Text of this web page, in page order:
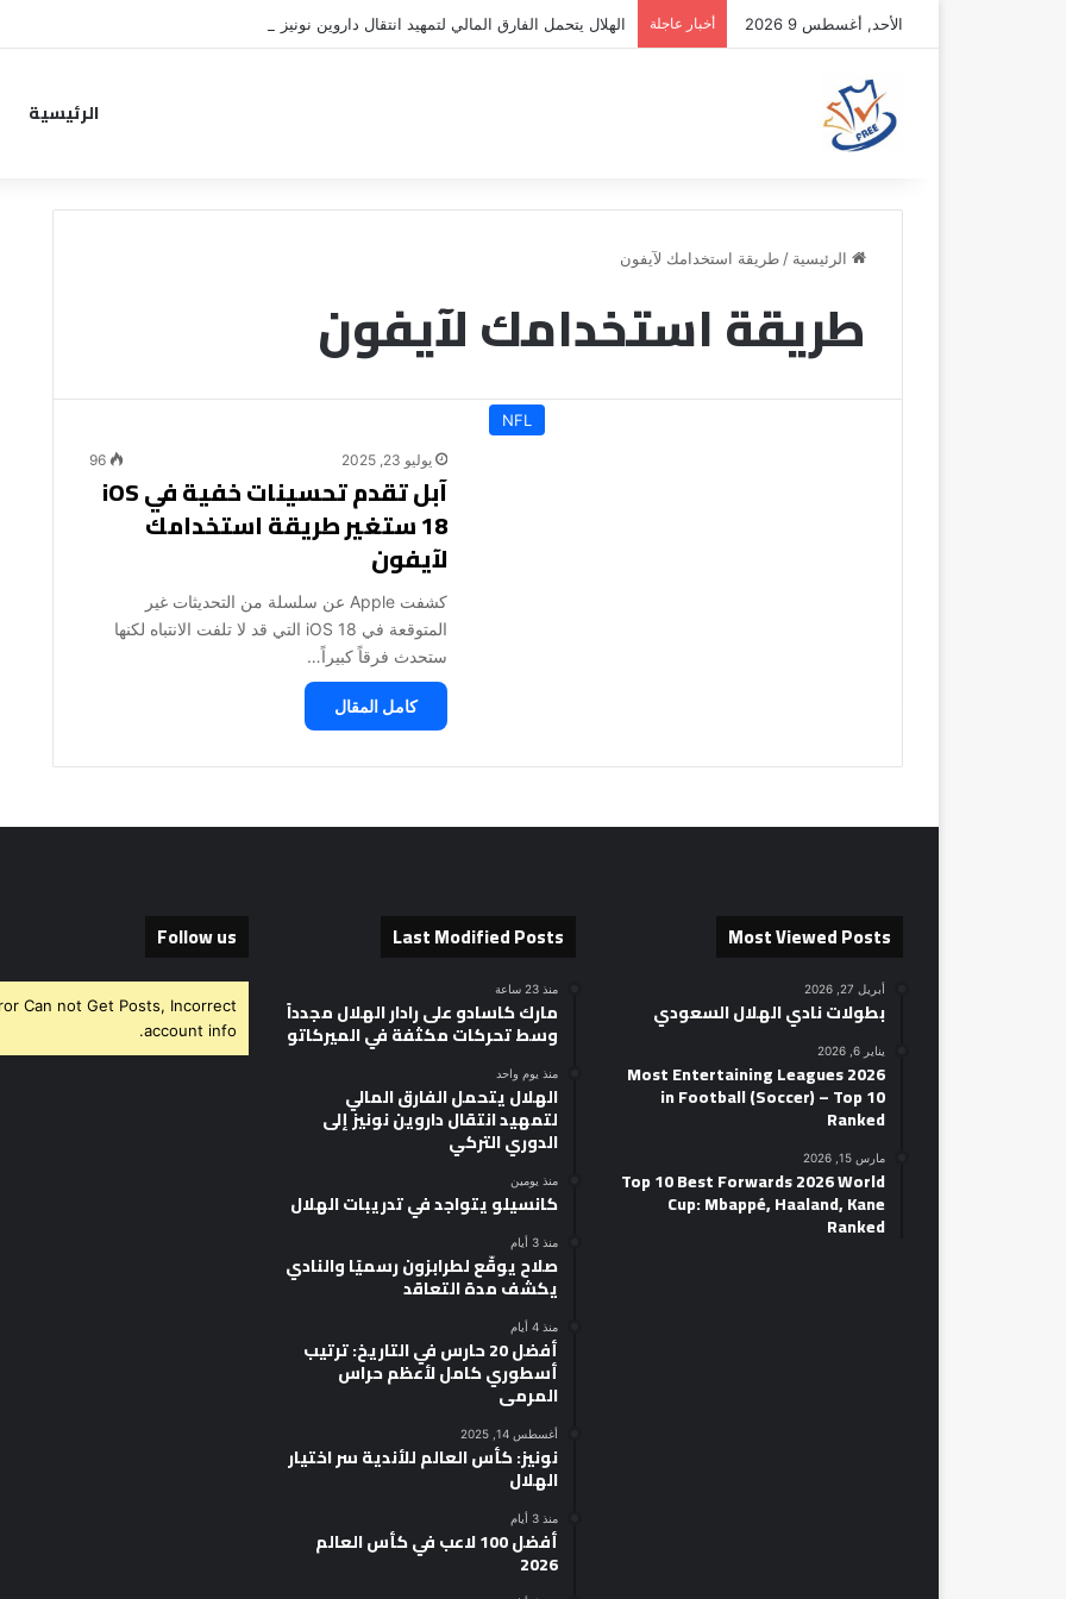
الأحد, أغسطس 9 2026 أخبار عاجلة الهلال يتحمل الفارق المالي لتمهيد انتقال داروين نونيز إلى الدوري التركي
الرئيسية
الرئيسية / طريقة استخدامك لآيفون
طريقة استخدامك لآيفون
NFL
يوليو 23, 2025 96
آبل تقدم تحسينات خفية في iOS
18 ستغير طريقة استخدامك
لآيفون
كشفت Apple عن سلسلة من التحديثات غير
المتوقعة في iOS 18 التي قد لا تلفت الانتباه لكنها
ستحدث فرقاً كبيراً…
كامل المقال
Most Viewed Posts
أبريل 27, 2026
بطولات نادي الهلال السعودي
يناير 6, 2026
2026 Most Entertaining Leagues
in Football (Soccer) – Top 10
Ranked
مارس 15, 2026
Top 10 Best Forwards 2026 World
Cup: Mbappé, Haaland, Kane
Ranked
Last Modified Posts
منذ 23 ساعة
مارك كاسادو على رادار الهلال مجدداً
وسط تحركات مكثفة في الميركاتو
منذ يوم واحد
الهلال يتحمل الفارق المالي
لتمهيد انتقال داروين نونيز إلى
الدوري التركي
منذ يومين
كانسيلو يتواجد في تدريبات الهلال
منذ 3 أيام
صلاح يوقّع لطرابزون رسميًا والنادي
يكشف مدة التعاقد
منذ 4 أيام
أفضل 20 حارس في التاريخ: ترتيب
أسطوري كامل لأعظم حراس
المرمى
أغسطس 14, 2025
نونيز: كأس العالم للأندية سر اختيار
الهلال
منذ 3 أيام
أفضل 100 لاعب في كأس العالم
2026
Follow us
Can not Get Posts, Incorrect
account info.